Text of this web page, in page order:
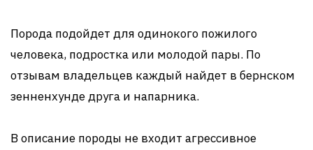
Порода подойдет для одинокого пожилого
человека, подростка или молодой пары. По
отзывам владельцев каждый найдет в бернском
зенненхунде друга и напарника.
В описание породы не входит агрессивное